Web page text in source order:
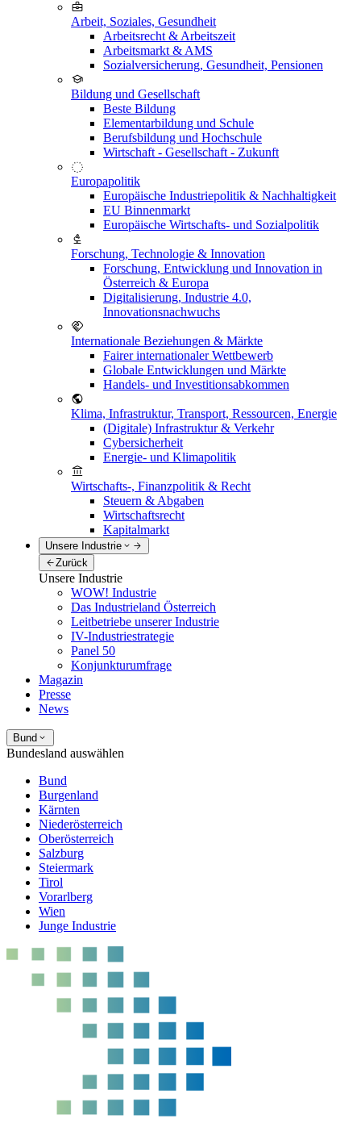
Arbeit, Soziales, Gesundheit
Arbeitsrecht & Arbeitszeit
Arbeitsmarkt & AMS
Sozialversicherung, Gesundheit, Pensionen
Bildung und Gesellschaft
Beste Bildung
Elementarbildung und Schule
Berufsbildung und Hochschule
Wirtschaft - Gesellschaft - Zukunft
Europapolitik
Europäische Industriepolitik & Nachhaltigkeit
EU Binnenmarkt
Europäische Wirtschafts- und Sozialpolitik
Forschung, Technologie & Innovation
Forschung, Entwicklung und Innovation in
Österreich & Europa
Digitalisierung, Industrie 4.0,
Innovationsnachwuchs
Internationale Beziehungen & Märkte
Fairer internationaler Wettbewerb
Globale Entwicklungen und Märkte
Handels- und Investitionsabkommen
Klima, Infrastruktur, Transport, Ressourcen, Energie
(Digitale) Infrastruktur & Verkehr
Cybersicherheit
Energie- und Klimapolitik
Wirtschafts-, Finanzpolitik & Recht
Steuern & Abgaben
Wirtschaftsrecht
Kapitalmarkt
Unsere Industrie
Zurück
Unsere Industrie
WOW! Industrie
Das Industrieland Österreich
Leitbetriebe unserer Industrie
IV-Industriestrategie
Panel 50
Konjunkturumfrage
Magazin
Presse
News
Bund
Bundesland auswählen
Bund
Burgenland
Kärnten
Niederösterreich
Oberösterreich
Salzburg
Steiermark
Tirol
Vorarlberg
Wien
Junge Industrie